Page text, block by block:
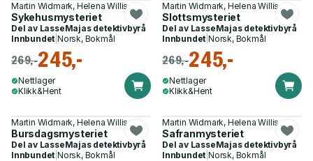
Martin Widmark, Helena Willis
Sykehusmysteriet
Del av LasseMajas detektivbyrå
Innbundet |Norsk, Bokmål
269,-245,-
Nettlager
Klikk&Hent
Martin Widmark, Helena Willis
Slottsmysteriet
Del av LasseMajas detektivbyrå
Innbundet |Norsk, Bokmål
269,-245,-
Nettlager
Klikk&Hent
Martin Widmark, Helena Willis
Bursdagsmysteriet
Del av LasseMajas detektivbyrå
Innbundet |Norsk, Bokmål
Martin Widmark, Helena Willis
Safranmysteriet
Del av LasseMajas detektivbyrå
Innbundet |Norsk, Bokmål